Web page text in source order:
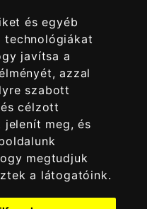
és egyéb
technológiákat
javítsa a
azzal
szabott
célzott
jelenít meg, és
megtudjuk
a látogatóink.